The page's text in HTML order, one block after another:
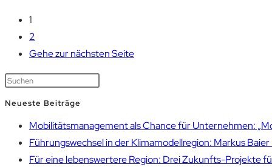
1
2
Gehe zur nächsten Seite
Neueste Beiträge
Mobilitätsmanagement als Chance für Unternehmen:
Führungswechsel in der Klimamodellregion: Markus
Für eine lebenswertere Region: Drei Zukunfts-Projekte